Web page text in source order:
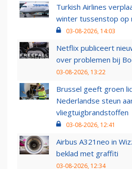
Turkish Airlines
winter tussenstop op
03-08-2026, 14:03
Netflix publiceert
over problemen bij
03-08-2026, 13:22
Brussel geeft groen
Nederlandse steun
vliegtuigbrandstoffen
03-08-2026, 12:41
Airbus A321neo in
beklad met graffiti
03-08-2026, 12:34